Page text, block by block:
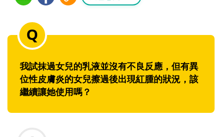
我試抹過女兒的乳液並沒有不良反應，但有異
位性皮膚炎的女兒擦過後出現紅腫的狀況，該
繼續讓她使用嗎？